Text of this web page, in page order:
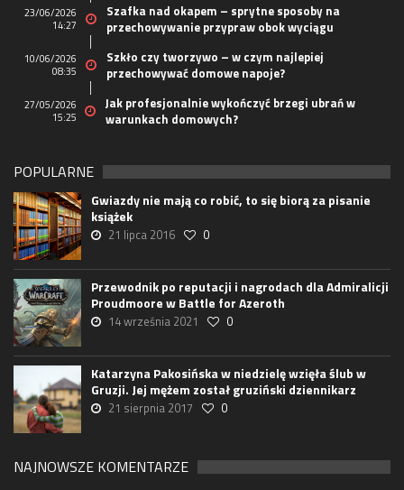
23/06/2026
14:27
Szafka nad okapem – sprytne sposoby na
przechowywanie przypraw obok wyciągu
10/06/2026
08:35
Szkło czy tworzywo – w czym najlepiej
przechowywać domowe napoje?
27/05/2026
15:25
Jak profesjonalnie wykończyć brzegi ubrań w
warunkach domowych?
POPULARNE
Gwiazdy nie mają co robić, to się biorą za pisanie
książek
21 lipca 2016 0
Przewodnik po reputacji i nagrodach dla Admiralicji
Proudmoore w Battle for Azeroth
14 września 2021 0
Katarzyna Pakosińska w niedzielę wzięła ślub w
Gruzji. Jej mężem został gruziński dziennikarz
21 sierpnia 2017 0
NAJNOWSZE KOMENTARZE